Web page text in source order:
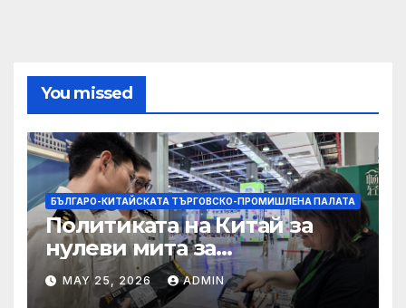
You missed
БЪЛГАРО-КИТАЙСКАТА ТЪРГОВСКО-ПРОМИШЛЕНА ПАЛАТА
Политиката на Китай за
нулеви мита за
африканските страни е от
полза за кафе индустрията
MAY 25, 2026 ADMIN